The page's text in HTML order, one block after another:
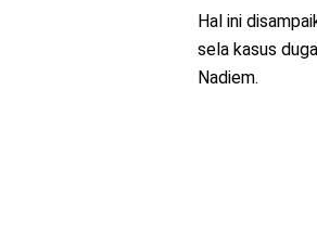
Hal ini
sela kasus
Nadiem.